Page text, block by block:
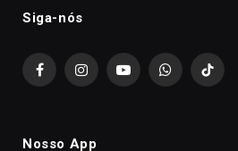
Siga-nós
FacebookInstagramYouTubeWhatsAppTikTok
Nosso App